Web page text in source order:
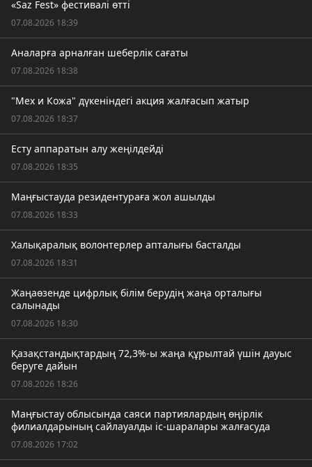
«Saz Fest» фестивалі өтті
07.08.2026 18:39
Аналарға арналған шеберлік сағаты
07.08.2026 18:38
"Мех и Кожа" дүкеніндегі акция жалғасып жатыр
07.08.2026 18:37
Есту аппаратын алу жеңілдейді
07.08.2026 18:35
Маңғыстауда резидентураға жол ашылды
07.08.2026 18:33
Халықаралық волонтерлер апталығы басталды
07.08.2026 18:31
Жаңаөзенде цифрлық білім берудің жаңа орталығы
салынады
07.08.2026 18:30
Қазақстандықтардың 72,3%-ы жаңа құрылтай үшін дауыс
беруге дайын
07.08.2026 18:26
Маңғыстау облысында саяси партиялардың өңірлік
филиалдарының сайлауалды іс-шаралары жалғасуда
07.08.2026 17:02